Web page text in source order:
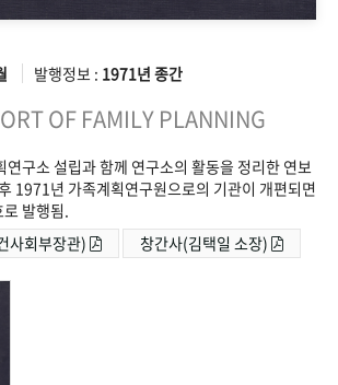
발행정보 : 1971년 종간
OF FAMILY PLANNING
구소 설립과 함께 연구소의 활동을 정리한 연보
1971년 가족계획연구원으로의 기관이 개편되면
발행됨.
사회부장관)
창간사(김택일 소장)